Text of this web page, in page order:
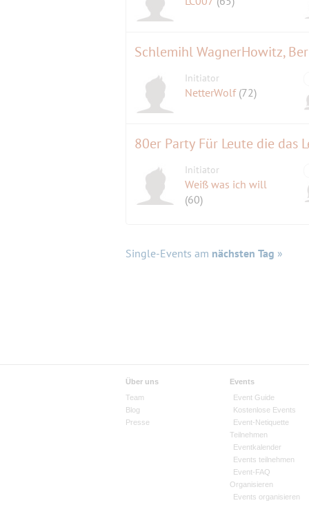
Schlemihl WagnerHowitz,
Initiator
NetterWolf (72)
80er Party Für Leute die das
Initiator
Weiß was ich will
(60)
Single-Events am nächsten Tag »
Über uns
Team
Blog
Presse
Events
Event Guide
Kostenlose Events
Event-Netiquette
Teilnehmen
Eventkalender
Events teilnehmen
Event-FAQ
Organisieren
Events organisieren